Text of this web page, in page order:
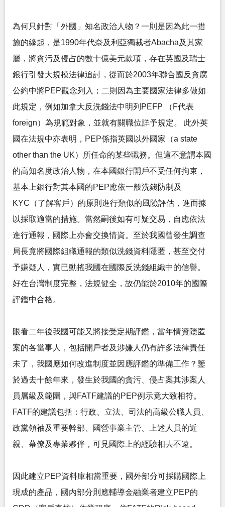
為何只針對「外國」知名政治人物？一則是因為此一措
施的緣起，是1990年代奈及利亞獨裁者Abacha及其家
屬，將貪污及侵占的數十億美元款項，存在英國及瑞士
銀行引發大規模法律追討，從而於2003年聯合國反貪腐
公約中將PEP觀念列入；二則因為主要國家法律多做如
此規定，例如加拿大反洗錢法中明列PEFP （F代表
foreign）為規範對象，並就有關職位詳予規定。 此外英
國在法規中亦表明，PEP係指英國以外國家（a state
other than the UK）所任命的某些職務。但這不意謂本國
的高知名度政治人物，在本國銀行開戶不受任何拘束，
基本上銀行對其本國的PEP應依一般洗錢防制及
KYC（了解客戶）的原則進行類似的風險評估，進而據
以採取適當的措施。當然嗣後如有可疑交易，自應依法
進行通報，國際上亦會交換情資。至於我國曾發生調查
局長竟將國際組織通報的類似洗錢資料隱匿，甚至交付
予嫌疑人，實已動搖我國在國際反洗錢組織中的信譽。
好在台灣制度完整，法規健全，故仍能於2010年的國際
評鑑中合格。
眼看二年後我國可能又將接受定期評鑑，當年情資隱匿
案的各當事人，包括開戶者及涉嫌人仍有許多法律責任
未了，我國應如何改進制度並因應評鑑的準備工作？鑒
於過去十餘年來，發生於我國的貪污、侵占案其涉案人
員層級及範圍，與FATF建議的PEP例示竟大致相符。
FATF的建議包括：行政、立法、司法的高級公職人員、
政黨領袖及重要幹部、國營事業主管、上述人員的近
親、幕僚及專業夥伴，可見國際上的經驗相去不遠。
因此建立PEP資料庫相當重要，國外部分可採購國際上
現成的產品，國內部分則應輔導金融業者建立PEP的